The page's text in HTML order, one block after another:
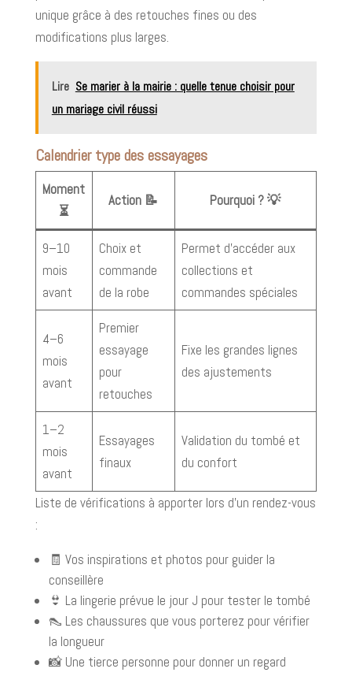
unique grâce à des retouches fines ou des
modifications plus larges.
Lire Se marier à la mairie : quelle tenue choisir pour
un mariage civil réussi
Calendrier type des essayages
Moment
⏳
Action 📝 Pourquoi ? 💡
9–10
mois
avant
Choix et
commande
de la robe
Permet d’accéder aux
collections et
commandes spéciales
4–6
mois
avant
Premier
essayage
pour
retouches
Fixe les grandes lignes
des ajustements
1–2
mois
avant
Essayages
finaux
Validation du tombé et
du confort
Liste de vérifications à apporter lors d’un rendez-vous
:
🧾 Vos inspirations et photos pour guider la
conseillère
👙 La lingerie prévue le jour J pour tester le tombé
👠 Les chaussures que vous porterez pour vérifier
la longueur
📸 Une tierce personne pour donner un regard